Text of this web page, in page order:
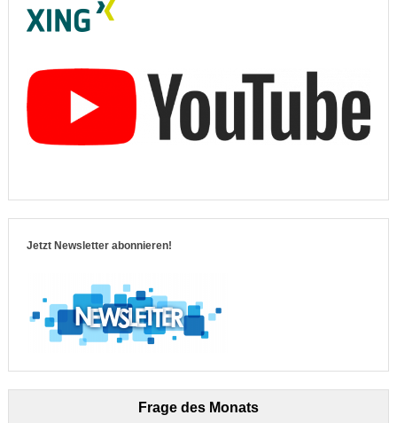
Jetzt Newsletter abonnieren!
Frage des Monats